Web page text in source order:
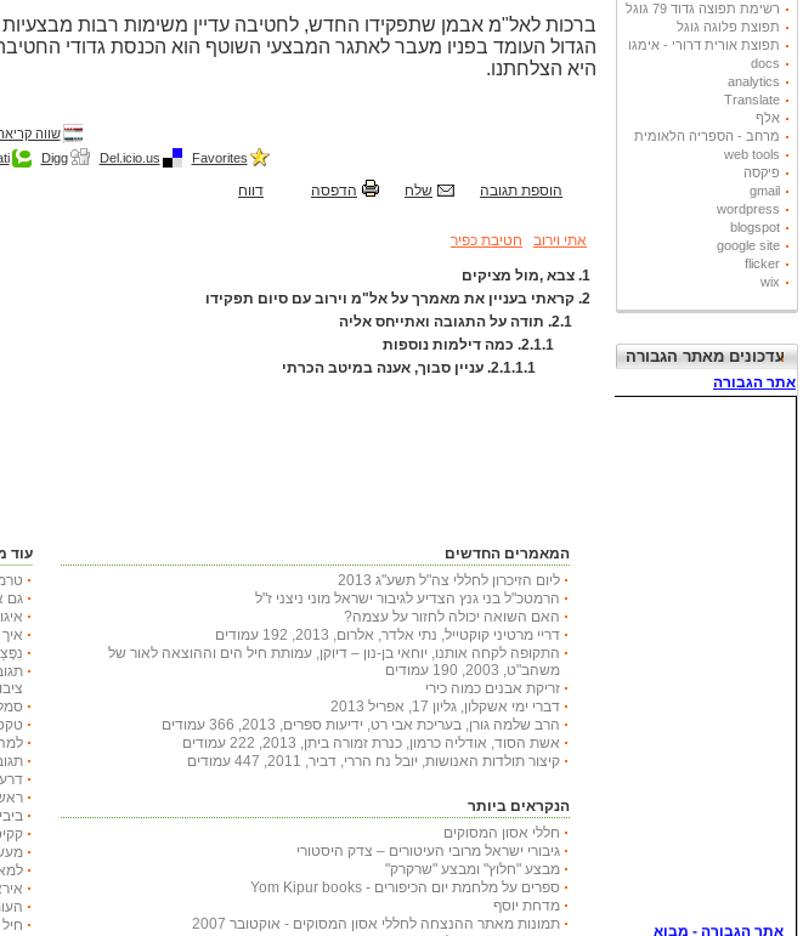
רשימת תפוצה גדוד 79 גוגל
תפוצת פלוגה גוגל
תפוצת אורית דרורי - אימגו
docs
analytics
Translate
אלף
מרחב - הספריה הלאומית
web tools
פיקסה
gmail
wordpress
blogspot
google site
flicker
wix
עדכונים מאתר הגבורה
ברכות לאל"מ אבמן שתפקידו החדש, לחטיבה עדיין משימות רבות מבצעיות
הגדול העומד בפניו מעבר לאתגר המבצעי השוטף הוא הכנסת גדודי
היא הצלחתנו.
שווה
Favorites
Del.icio.us
Digg
הוספת תגובה שלח הדפסה דווח
אתי וירוב חטיבת כפיר
1. צבא ,מול מציקים
2. קראתי בעניין את מאמרך על אל"מ וירוב עם סיום תפקידו
2.1. תודה על התגובה ואתייחס אליה
2.1.1. כמה דילמות נוספות
2.1.1.1. עניין סבוך, אענה במיטב הכרתי
המאמרים החדשים
ליום הזיכרון לחללי צה"ל תשע"ג 2013
הרמטכ"ל בני גנץ הצדיע לגיבור ישראל מוני ניצני ז"ל
האם השואה יכולה לחזור על עצמה?
דריי מרטיני קוקטייל, נתי אלדר, אלרום, 2013, 192 עמודים
התקופה לקחה אותנו, יוחאי בן-נון – דיוקן, עמותת חיל הים וההוצאה לאור של
משהב"ט, 2003, 190 עמודים
זריקת אבנים כמוה כירי
דברי ימי אשקלון, גליון 17, אפריל 2013
הרב שלמה גורן, בעריכת אבי רט, ידיעות ספרים, 2013, 366 עמודים
אשת הסוד, אודליה כרמון, כנרת זמורה ביתן, 2013, 222 עמודים
קיצור תולדות האנושות, יובל נח הררי, דביר, 2011, 447 עמודים
הנקראים ביותר
חללי אסון המסוקים
גיבורי ישראל מרובי העיטורים – צדק היסטורי
מבצע "חלוץ" ומבצע "שרקרק"
ספרים על מלחמת יום הכיפורים - Yom Kipur books
מדחת יוסף
תמונות מאתר ההנצחה לחללי אסון המסוקים - אוקטובר 2007
עוד
גם אחרי 81 שנים